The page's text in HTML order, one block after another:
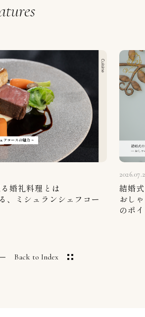
婚礼料理とは
、ミシュランシェフコー
結婚
おし
のポ
Back to Index